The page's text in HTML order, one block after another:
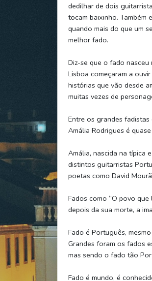
dedilhar de dois
tocam baixinho. Também
quando mais do que um
melhor fado.
Diz-se que o fado
Lisboa começaram a
histórias que vão desde
muitas vezes de
Entre os grandes
Amália Rodrigues é
Amália, nascida na típica
distintos guitarristas
poetas como David
Fados como “O povo que
depois da sua morte, a
Fado é Português,
Grandes foram os fados
mas sendo o fado tão
Fado é mundo, é